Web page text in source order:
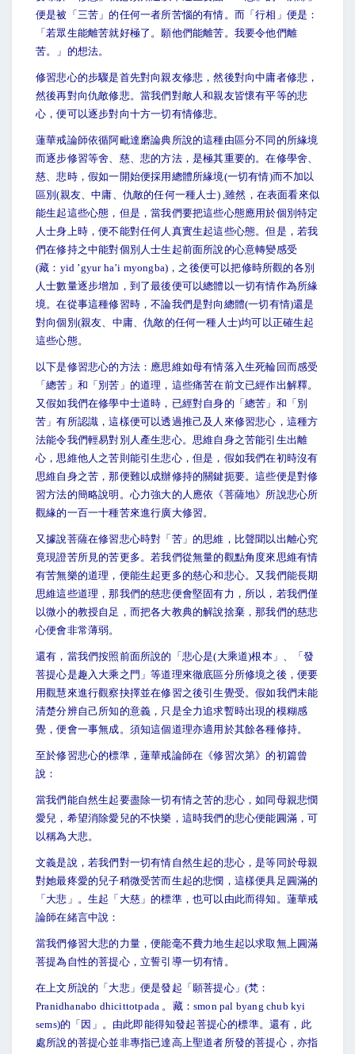
便是被「三苦」的任何一者所苦惱的有情。而「行相」便是：
「若眾生能離苦就好極了。願他們能離苦。我要令他們離
苦。」的想法。
修習悲心的步驟是首先對向親友修悲，然後對向中庸者修悲，
然後再對向仇敵修悲。當我們對敵人和親友皆懷有平等的悲
心，便可以逐步對向十方一切有情修悲。
蓮華戒論師依循阿毗達磨論典所說的這種由區分不同的所緣境
而逐步修習等舍、慈、悲的方法，是極其重要的。在修學舍、
慈、悲時，假如一開始便採用總體所緣境(一切有情)而不加以
區別(親友、中庸、仇敵的任何一種人士) ,雖然，在表面看來似
能生起這些心態，但是，當我們要把這些心態應用於個別特定
人士身上時，便不能對任何人真實生起這些心態。但是，若我
們在修持之中能對個別人士生起前面所說的心意轉變感受
(藏：yid ’gyur ha’i myongba)，之後便可以把修時所觀的各別
人士數量逐步增加，到了最後便可以總體以一切有情作為所緣
境。在從事這種修習時，不論我們是對向總體(一切有情)還是
對向個別(親友、中庸、仇敵的任何一種人士)均可以正確生起
這些心態。
以下是修習悲心的方法：應思維如母有情落入生死輪回而感受
「總苦」和「別苦」的道理，這些痛苦在前文已經作出解釋。
又假如我們在修學中士道時，已經對自身的「總苦」和「別
苦」有所認識，這樣便可以透過推己及人來修習悲心，這種方
法能令我們輕易對別人產生悲心。思維自身之苦能引生出離
心，思維他人之苦則能引生悲心，但是，假如我們在初時沒有
思維自身之苦，那便難以成辦修持的關鍵扼要。這些便是對修
習方法的簡略說明。心力強大的人應依《菩薩地》所說悲心所
觀緣的一百一十種苦來進行廣大修習。
又據說菩薩在修習悲心時對「苦」的思維，比聲聞以出離心究
竟現證苦所見的苦更多。若我們從無量的觀點角度來思維有情
有苦無樂的道理，便能生起更多的慈心和悲心。又我們能長期
思維這些道理，那我們的慈悲便會堅固有力，所以，若我們僅
以微小的教授自足，而把各大教典的解說捨棄，那我們的慈悲
心便會非常薄弱。
還有，當我們按照前面所說的「悲心是(大乘道)根本」、「發
菩提心是趣入大乘之門」等道理來徹底區分所修境之後，便要
用觀慧來進行觀察抉擇並在修習之後引生覺受。假如我們未能
清楚分辨自己所知的意義，只是全力追求暫時出現的模糊感
覺，便會一事無成。須知這個道理亦適用於其餘各種修持。
至於修習悲心的標準，蓮華戒論師在《修習次第》的初篇曾
說：
當我們能自然生起要盡除一切有情之苦的悲心，如同母親悲憫
愛兒，希望消除愛兒的不快樂，這時我們的悲心便能圓滿，可
以稱為大悲。
文義是說，若我們對一切有情自然生起的悲心，是等同於母親
對她最疼愛的兒子稍微受苦而生起的悲憫，這樣便具足圓滿的
「大悲」。生起「大慈」的標準，也可以由此而得知。蓮華戒
論師在緒言中說：
當我們修習大悲的力量，便能毫不費力地生起以求取無上圓滿
菩提為自性的菩提心，立誓引導一切有情。
在上文所說的「大悲」便是發起「願菩提心」(梵：
Pranidhanabo dhicittotpada 。藏：smon pal byang chub kyi
sems)的「因」。由此即能得知發起菩提心的標準。還有，此
處所說的菩提心並非專指已達高上聖道者所發的菩提心，亦指